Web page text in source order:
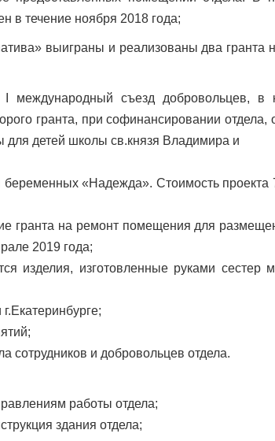
в течение ноября 2018 года;
выиграны и реализованы два
международный съезд добровольцев, в
гранта, при софинансировании
для детей школы св.князя Владимира и
«Надежда». Стоимость проекта
гранта на ремонт помещения для
2019 года;
изделия, изготовленные руками сестер
сотрудников и добровольцев отдела.
работы отдела;
здания отдела;